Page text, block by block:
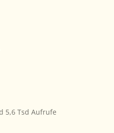
5,6 Tsd Aufrufe